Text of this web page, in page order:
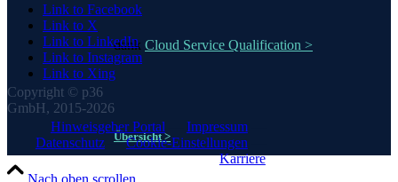
dank Cloud Service Qualification >
Übersicht >
Link to Facebook
Link to X
Link to LinkedIn
Link to Instagram
Link to Xing
Copyright © p36
GmbH, 2015-2026
Hinweisgeber Portal
Impressum
Datenschutz — Cookie-Einstellungen
Karriere
Nach oben scrollen